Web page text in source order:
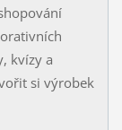
kvízy a
si výrobek